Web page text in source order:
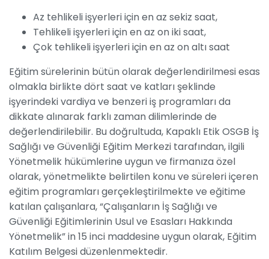
Az tehlikeli işyerleri için en az sekiz saat,
Tehlikeli işyerleri için en az on iki saat,
Çok tehlikeli işyerleri için en az on altı saat
Eğitim sürelerinin bütün olarak değerlendirilmesi esas
olmakla birlikte dört saat ve katları şeklinde
işyerindeki vardiya ve benzeri iş programları da
dikkate alınarak farklı zaman dilimlerinde de
değerlendirilebilir. Bu doğrultuda, Kapaklı Etik OSGB İş
Sağlığı ve Güvenliği Eğitim Merkezi tarafından, ilgili
Yönetmelik hükümlerine uygun ve firmanıza özel
olarak, yönetmelikte belirtilen konu ve süreleri içeren
eğitim programları gerçekleştirilmekte ve eğitime
katılan çalışanlara, “Çalışanların İş Sağlığı ve
Güvenliği Eğitimlerinin Usul ve Esasları Hakkında
Yönetmelik” in 15 inci maddesine uygun olarak, Eğitim
Katılım Belgesi düzenlenmektedir.